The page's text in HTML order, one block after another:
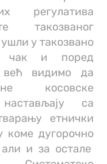
регулатива
такозваног
у такозвано
чак и поред
већ видимо да
косовске
са
етнички
коме дугорочно
и за остале